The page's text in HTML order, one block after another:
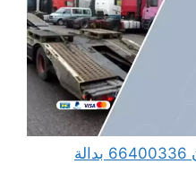
ونش كرين سطحة ام الهيمان 66400336 بدالة